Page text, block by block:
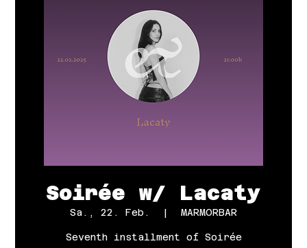
Soirée w/ Lacaty
Sa., 22. Feb.
  |
MARMORBAR
Seventh installment of Soirée